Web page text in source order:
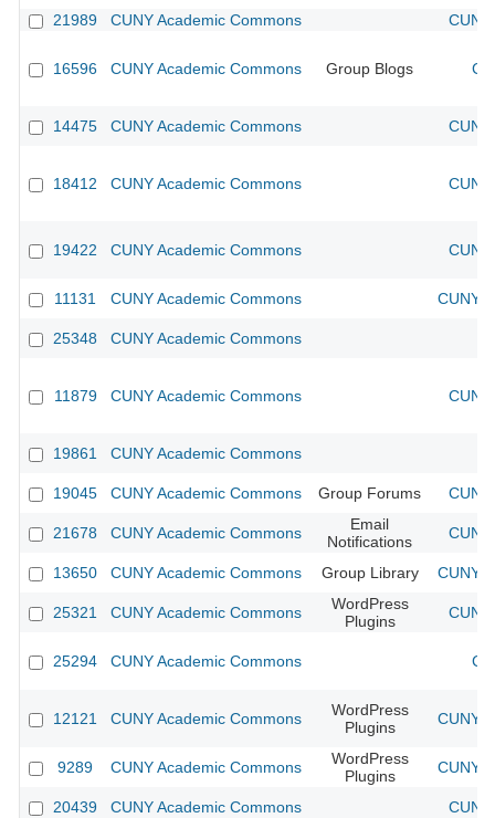
21989 CUNY Academic Commons
16596 CUNY Academic Commons Group Blogs
14475 CUNY Academic Commons
18412 CUNY Academic Commons
19422 CUNY Academic Commons
11131 CUNY Academic Commons CUNY
25348 CUNY Academic Commons
11879 CUNY Academic Commons
19861 CUNY Academic Commons
19045 CUNY Academic Commons Group Forums
21678 CUNY Academic Commons
Email
Notifications
13650 CUNY Academic Commons Group Library CUNY
25321 CUNY Academic Commons
WordPress
Plugins
25294 CUNY Academic Commons
12121 CUNY Academic Commons
WordPress
Plugins
CUNY
9289 CUNY Academic Commons
WordPress
Plugins
CUNY
20439 CUNY Academic Commons